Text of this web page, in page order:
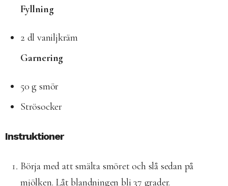
Fyllning
2 dl vaniljkräm
Garnering
50 g smör
Strösocker
Instruktioner
Börja med att smälta smöret och slå sedan på
mjölken. Låt blandningen bli 37 grader.